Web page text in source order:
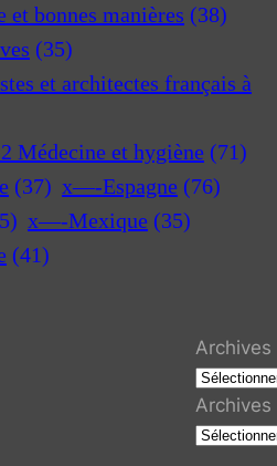
bonnes manières (38)
(35)
et architectes français à
Médecine et hygiène (71)
(37) x—-Espagne (76)
x—-Mexique (35)
(41)
Archives
Archives